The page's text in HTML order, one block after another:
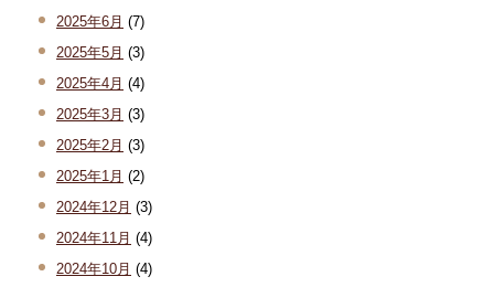
2025年6月 (7)
2025年5月 (3)
2025年4月 (4)
2025年3月 (3)
2025年2月 (3)
2025年1月 (2)
2024年12月 (3)
2024年11月 (4)
2024年10月 (4)